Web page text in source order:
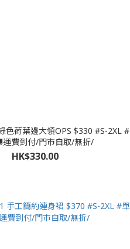
葉邊大領OPS $330 #S-2XL #
🚚運費到付/門市自取/無折/
HK$330.00